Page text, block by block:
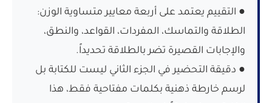
● التقييم يعتمد على أربعة معايير متساوية الوزن:
الطلاقة والتماسك، المفردات، القواعد، والنطق،
والإجابات القصيرة تضر بالطلاقة تحديداً.
● دقيقة التحضير في الجزء الثاني ليست للكتابة بل
لرسم خارطة ذهنية بكلمات مفتاحية فقط، هذا